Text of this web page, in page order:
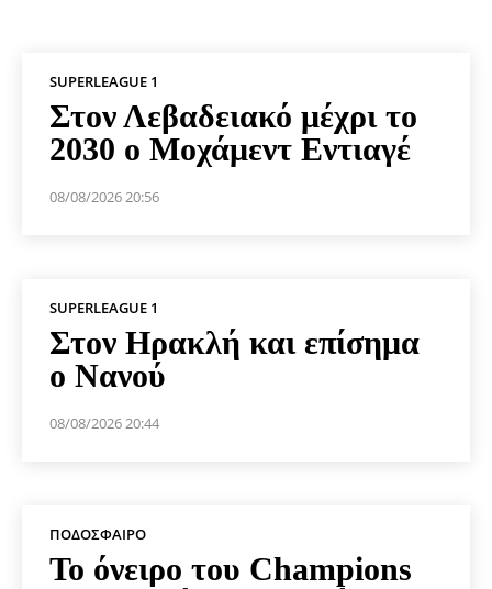
SUPERLEAGUE 1
Στον Λεβαδειακό μέχρι το
2030 ο Μοχάμεντ Εντιαγέ
08/08/2026 20:56
SUPERLEAGUE 1
Στον Ηρακλή και επίσημα
ο Νανού
08/08/2026 20:44
ΠΟΔΌΣΦΑΙΡΟ
Το όνειρο του Champions